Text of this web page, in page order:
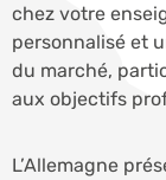
chez votre
personnalisé et
du marché,
aux objectifs
L’Allemagne